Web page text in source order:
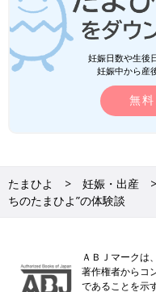
妊娠日数や生後
妊娠中から産
無
たまひよ 妊娠・出産
ちのたまひよ”の体験談
ＡＢＪマークは
著作権者からコ
であることを示